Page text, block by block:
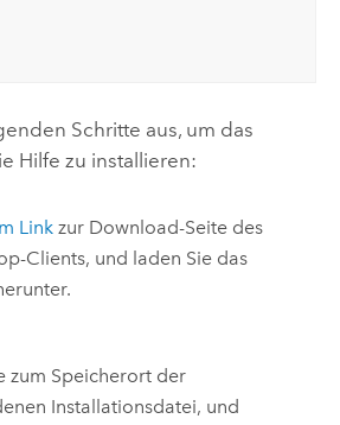
Schritte aus, um das
Hilfe zu installieren:
Linkzur Download-Seite des
-Clients, und laden Sie das
zum Speicherort der
Installationsdatei, und